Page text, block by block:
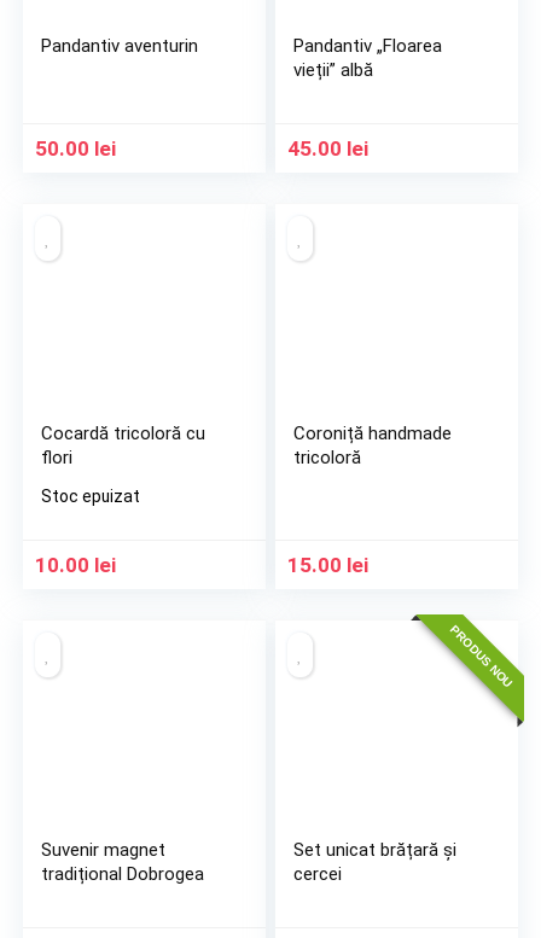
Pandantiv aventurin
50.00 lei
Pandantiv „Floarea
vieții” albă
45.00 lei
Cocardă tricoloră cu
flori
Stoc epuizat
10.00 lei
Coroniță handmade
tricoloră
15.00 lei
Suvenir magnet
tradițional Dobrogea
PRODUS NOU
Set unicat brățară și
cercei